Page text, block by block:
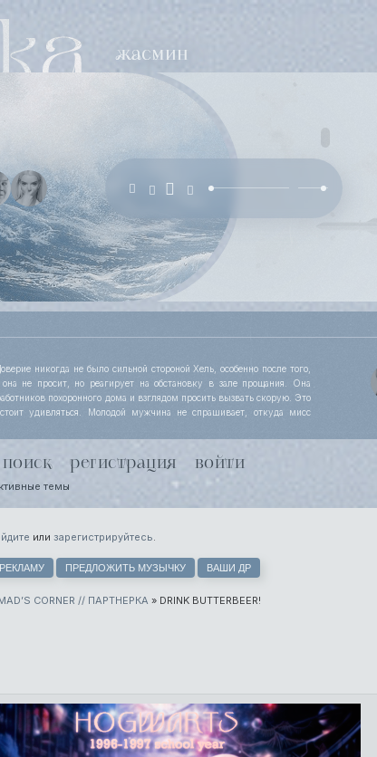
никогда не было сильной стороной Хель, особенно после того,
не просит, но реагирует на обстановку в зале прощания. Она
похоронного дома и взглядом просить вызвать скорую. Это
удивляться. Молодой мужчина не спрашивает, откуда мисс
лучше доверять. Хель чуть хмурится.
поиск регистрация войти
темы
ПРЕДЛОЖИТЬ МУЗЫЧКУ ВАШИ ДР
или зарегистрируйтесь.
CORNER // ПАРТНЕРКА » DRINK BUTTERBEER!